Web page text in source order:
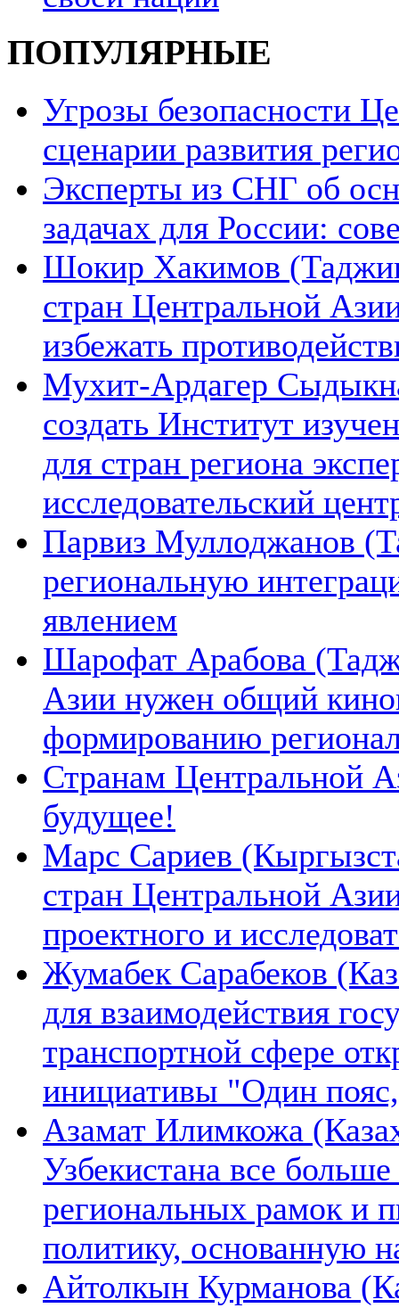
ПОПУЛЯРНЫЕ
Угрозы безопасности
сценарии развития
Эксперты из СНГ об
задачах для России:
Шокир Хакимов
стран Центральной
избежать
Мухит-Ардагер
создать Институт
для стран региона
исследовательский
Парвиз Муллоджанов
региональную
явлением
Шарофат Арабова
Азии нужен общий
формированию
Странам Центральной
будущее!
Марс Сариев
стран Центральной
проектного и
Жумабек Сарабеков
для взаимодействия
транспортной сфере
инициативы "Один
Азамат Илимкожа
Узбекистана все
региональных рамок и
политику, основанную
Айтолкын Курманова